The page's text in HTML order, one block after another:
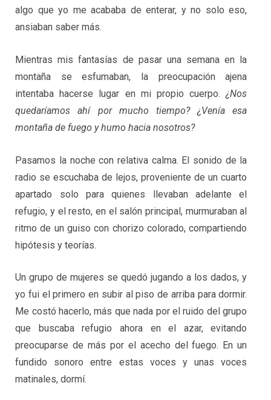
algo que yo me acababa de enterar, y no solo eso,
ansiaban saber más.
Mientras mis fantasías de pasar una semana en la
montaña se esfumaban, la preocupación ajena
intentaba hacerse lugar en mi propio cuerpo.¿Nos
quedaríamos ahí por mucho tiempo?
¿Venía esa
montaña de fuego y humo hacia nosotros?
Pasamos la noche con relativa calma. El sonido de la
radio se escuchaba de lejos, proveniente de un cuarto
apartado solo para quienes llevaban adelante el
refugio, y el resto, en el salón principal, murmuraban al
ritmo de un guiso con chorizo colorado, compartiendo
hipótesis y teorías.
Un grupo de mujeres se quedó jugando a los dados, y
yo fui el primero en subir al piso de arriba para dormir.
Me costó hacerlo, más que nada por el ruido del grupo
que buscaba refugio ahora en el azar, evitando
preocuparse de más por el acecho del fuego. En un
fundido sonoro entre estas voces y unas voces
matinales, dormí.